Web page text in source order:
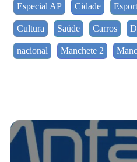
Especial AP Cidade
Cultura Saúde Carros
nacional Manchete 2